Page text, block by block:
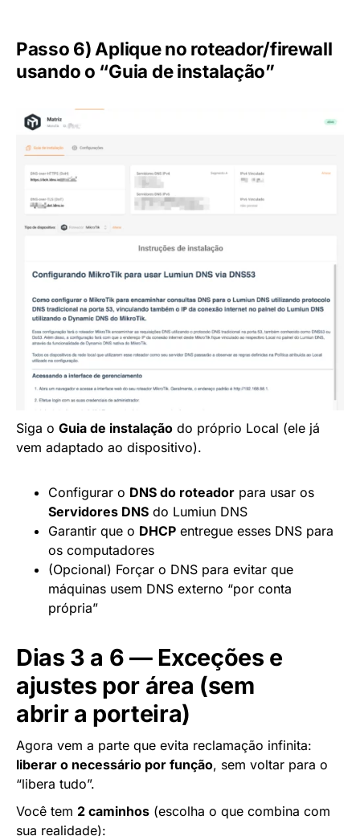
Passo 6) Aplique no roteador/firewall
usando o “Guia de instalação”
Siga o Guia de instalação do próprio Local (ele já
vem adaptado ao dispositivo).
Configurar o DNS do roteador para usar os
Servidores DNS do Lumiun DNS
Garantir que o DHCP entregue esses DNS para
os computadores
(Opcional) Forçar o DNS para evitar que
máquinas usem DNS externo “por conta
própria”
Dias 3 a 6 — Exceções e
ajustes por área (sem
abrir a porteira)
Agora vem a parte que evita reclamação infinita:
liberar o necessário por função, sem voltar para o
“libera tudo”.
Você tem 2 caminhos (escolha o que combina com
sua realidade):